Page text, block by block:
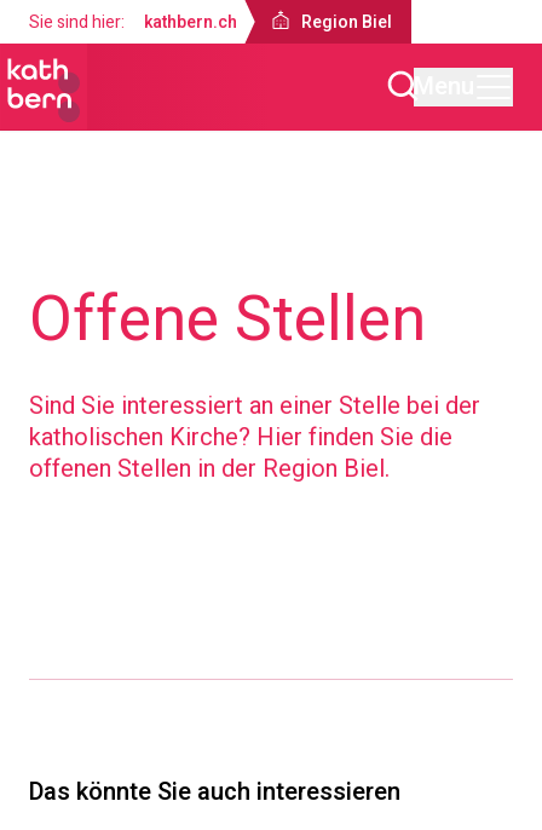
Sie sind hier: kathbern.ch Region Biel
Offene Stellen
Sind Sie interessiert an einer Stelle bei der
katholischen Kirche? Hier finden Sie die
offenen Stellen in der Region Biel.
Das könnte Sie auch interessieren